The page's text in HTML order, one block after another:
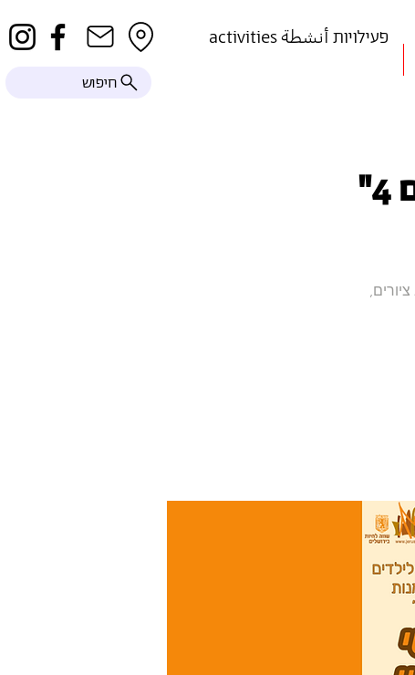
חיפוש
activities פעילויות أنشطة
מקרוב ציורים,